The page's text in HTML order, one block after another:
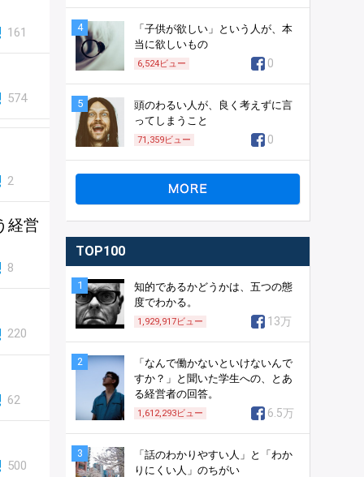
161
574
2
経営
8
220
62
500
4
「子供が欲しい」という人が、本
当に欲しいもの
6,524ビュー 0
5
頭のわるい人が、良く考えずに言
ってしまうこと
71,359ビュー 0
TOP100
1
知的であるかどうかは、五つの態
度でわかる。
1,929,917ビュー 13万
2
「なんで働かないといけないんで
すか？」と聞いた学生への、とあ
る経営者の回答。
1,612,293ビュー 6.5万
3
「話のわかりやすい人」と「わか
りにくい人」のちがい